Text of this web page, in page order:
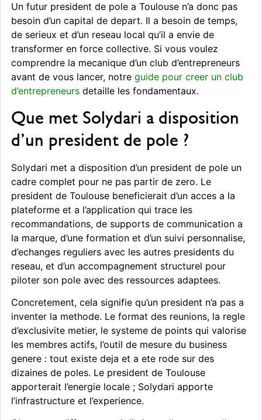
Un futur president de pole a Toulouse n’a donc pas
besoin d’un capital de depart. Il a besoin de temps,
de serieux et d’un reseau local qu’il a envie de
transformer en force collective. Si vous voulez
comprendre la mecanique d’un club d’entrepreneurs
avant de vous lancer, notre guide pour creer un club
d’entrepreneursdetaille les fondamentaux.
Que met Solydari a disposition
d’un president de pole ?
Solydari met a disposition d’un president de pole un
cadre complet pour ne pas partir de zero. Le
president de Toulouse beneficierait d’un acces a la
plateforme et a l’application qui trace les
recommandations, de supports de communication a
la marque, d’une formation et d’un suivi personnalise,
d’echanges reguliers avec les autres presidents du
reseau, et d’un accompagnement structurel pour
piloter son pole avec des ressources adaptees.
Concretement, cela signifie qu’un president n’a pas a
inventer la methode. Le format des reunions, la regle
d’exclusivite metier, le systeme de points qui valorise
les membres actifs, l’outil de mesure du business
genere : tout existe deja et a ete rode sur des
dizaines de poles. Le president de Toulouse
apporterait l’energie locale ; Solydari apporte
l’infrastructure et l’experience.